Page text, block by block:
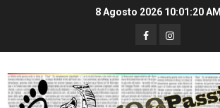
8 Agosto 2026 10:01:20 AM